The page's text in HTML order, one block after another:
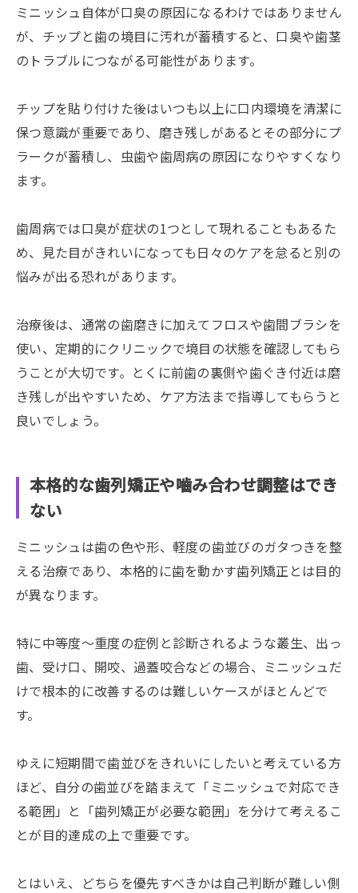
ミニッシュ自体が口臭の原因になるわけではありません
が、チップと歯の境目に汚れが蓄積すると、口臭や歯茎
のトラブルにつながる可能性があります。
チップを貼り付けた後はいつも以上に口内環境を清潔に
保つ意識が重要であり、磨き残しがあるとその部分にプ
ラークが蓄積し、虫歯や歯周病の原因になりやすくなり
ます。
歯周病では口臭が症状の1つとして現れることもあるた
め、見た目がきれいになっても日々のケアを怠ると別の
悩みが出る恐れがあります。
治療後は、通常の歯磨きに加えてフロスや歯間ブラシを
使い、定期的にクリニックで境目の状態を確認してもら
うことが大切です。とくに前歯の裏側や歯ぐき付近は磨
き残しが出やすいため、ケア方法まで指導してもらうと
良いでしょう。
本格的な歯列矯正や嚙み合わせ調整はでき
ない
ミニッシュは歯の色や形、軽度の歯並びのガタつきを整
える治療であり、本格的に歯を動かす歯列矯正とは目的
が異なります。
特に中等度～重度の症例と診断されるような叢生、出っ
歯、受け口、開咬、過蓋咬合などの場合、ミニッシュだ
けで根本的に改善するのは難しいケースがほとんどで
す。
ゆえに短期間で歯並びをきれいにしたいと考えている方
ほど、自分の歯並びを踏まえて「ミニッシュで対応でき
る範囲」と「歯列矯正が必要な範囲」を分けて考えるこ
とが目的達成の上で重要です。
とはいえ、どちらを優先すべきかは自己判断が難しい側